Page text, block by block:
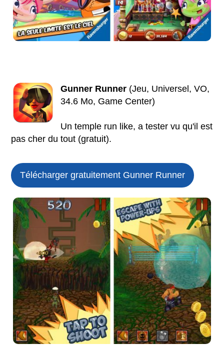
Gunner Runner (Jeu, Universel, VO,
34.6 Mo, Game Center)
Un temple run like, a tester vu qu'il est
pas cher du tout (gratuit).
Télécharger gratuitement Gunner Runner